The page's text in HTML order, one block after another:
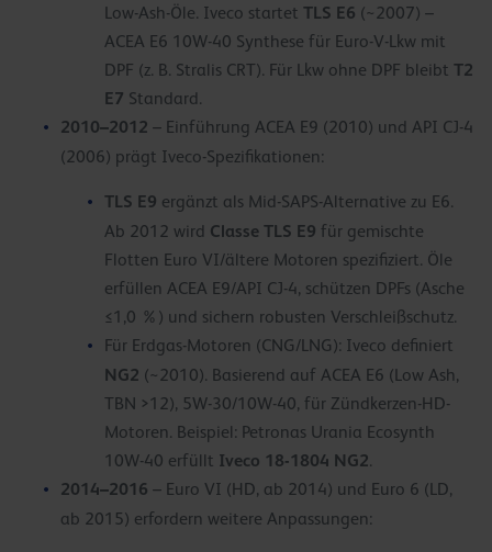
Low-Ash-Öle. Iveco startet TLS E6 (~2007) –
ACEA E6 10W-40 Synthese für Euro-V-Lkw mit
DPF (z. B. Stralis CRT). Für Lkw ohne DPF bleibt T2
E7 Standard.
2010–2012 – Einführung ACEA E9 (2010) und API CJ-4
(2006) prägt Iveco-Spezifikationen:
TLS E9 ergänzt als Mid-SAPS-Alternative zu E6.
Ab 2012 wird Classe TLS E9 für gemischte
Flotten Euro VI/ältere Motoren spezifiziert. Öle
erfüllen ACEA E9/API CJ-4, schützen DPFs (Asche
≤1,0 %) und sichern robusten Verschleißschutz.
Für Erdgas-Motoren (CNG/LNG): Iveco definiert
NG2 (~2010). Basierend auf ACEA E6 (Low Ash,
TBN >12), 5W-30/10W-40, für Zündkerzen-HD-
Motoren. Beispiel: Petronas Urania Ecosynth
10W-40 erfüllt Iveco 18-1804 NG2.
2014–2016 – Euro VI (HD, ab 2014) und Euro 6 (LD,
ab 2015) erfordern weitere Anpassungen: